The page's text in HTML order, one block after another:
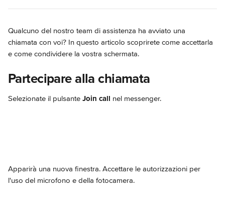
Qualcuno del nostro team di assistenza ha avviato una
chiamata con voi? In questo articolo scoprirete come accettarla
e come condividere la vostra schermata.
Partecipare alla chiamata
Selezionate il pulsante Join call nel messenger.
Apparirà una nuova finestra. Accettare le autorizzazioni per
l'uso del microfono e della fotocamera.